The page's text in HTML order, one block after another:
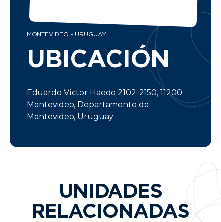
MONTEVIDEO - URUGUAY
UBICACIÓN
Eduardo Víctor Haedo 2102-2150, 11200
Montevideo, Departamento de
Montevideo, Uruguay
UNIDADES
RELACIONADAS